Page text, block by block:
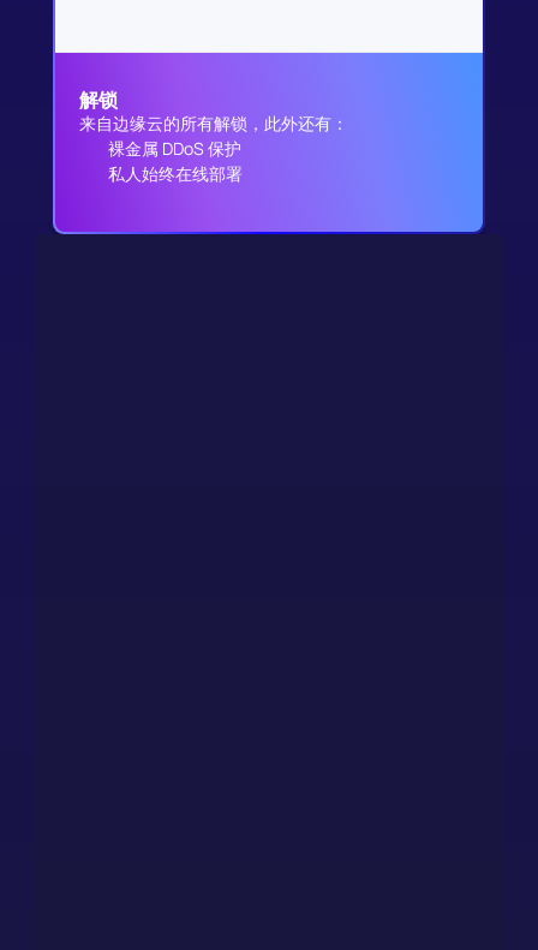
解锁
来自边缘云的所有解锁，此外还有：
裸金属 DDoS 保护
私人始终在线部署